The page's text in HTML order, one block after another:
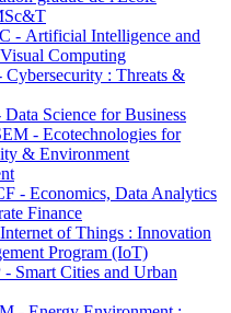
- Artificial Intelligence and
Computing
: Threats &
Science for Business
- Ecotechnologies for
& Environment
- Economics, Data Analytics
Finance
of Things : Innovation
Program (IoT)
Smart Cities and Urban